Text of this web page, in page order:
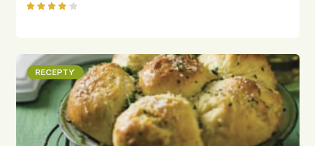
RECEPTY